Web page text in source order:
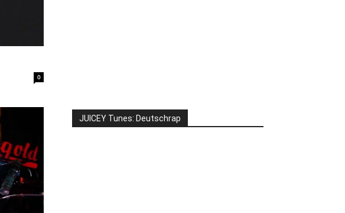
0
JUICEY Tunes: Deutschrap